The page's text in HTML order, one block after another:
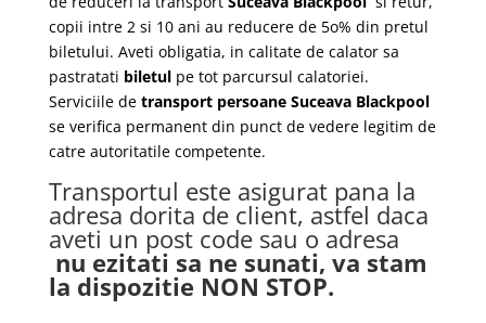
copii intre 2 si 10 ani au reducere de 5o% din pretul
biletului. Aveti obligatia, in calitate de calator sa
pastratati biletulpe tot parcursul calatoriei.
Serviciile de transport persoane Suceava Blackpool
se verifica permanent din punct de vedere legitim de
catre autoritatile competente.
Transportul este asigurat pana la
adresa dorita de client, astfel daca
aveti un post code sau o adresa
nu ezitati sa ne sunati, va stam
la dispozitie NON STOP.